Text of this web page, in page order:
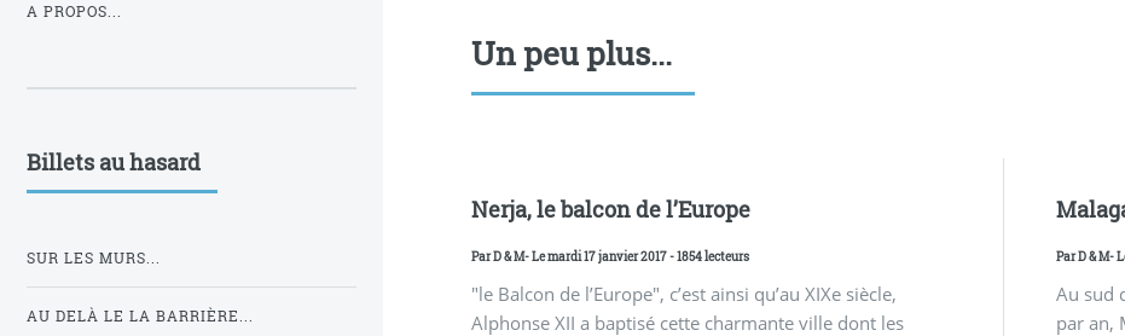
Un peu plus...
Nerja, le balcon de l’Europe
ParD & M- Le mardi 17 janvier 2017 - 1854 lecteurs
"le Balcon de l’Europe", c’est ainsi qu’au XIXe siècle,
Alphonse XII a baptisé cette charmante ville dont les
ParD & M-
Au sud
par an,
A PROPOS...
Billets au hasard
SUR LES MURS...
AU DELÀ LE LA BARRIÈRE...